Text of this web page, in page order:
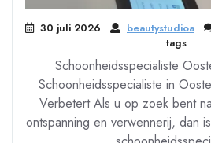
30 juli 2026 beautystudioa
tags
Schoonheidsspecialiste
Schoonheidsspecialiste in
Verbetert Als u op zoek bent
ontspanning en verwennerij, dan